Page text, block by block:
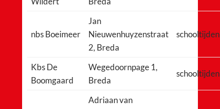
nbs Boeimeer
Jan
Nieuwenhuyzenstraat
2, Breda
schooltijden
Kbs De
Boomgaard
Wegedoornpage 1,
Breda
schooltijden
Adriaan van